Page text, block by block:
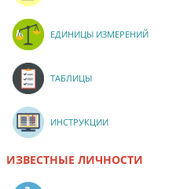
ЕДИНИЦЫ ИЗМЕРЕНИЙ
ТАБЛИЦЫ
ИНСТРУКЦИИ
ИЗВЕСТНЫЕ ЛИЧНОСТИ